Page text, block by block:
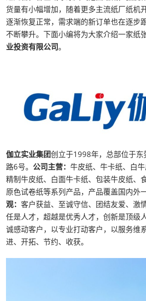
货量有小幅增加，随着更多主流纸厂纸机
逐渐恢复正常，需求端的新订单也在逐步
不断攀升。下面小编将为大家介绍一家
业投资有限公司。
伽立实业集团创立于1998年，总部位于东
路6号。 公司主营： 牛皮纸、牛卡纸、白牛
精制牛皮纸、白面牛卡纸、包装牛皮纸、
原色试卷纸等系列产品，产品覆盖国内外
观： 客户获益、至诚守信、团结友爱、激情
任是人才，超越是优秀人才，创新是顶级人
诚感动客户，以专业打动客户，以服务维系
进、开拓、节约、收获。